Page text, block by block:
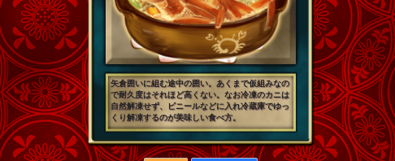
矢倉囲いに組む途中の囲い。あくまで仮組みなの
で耐久度はそれほど高くない。なお冷凍のカニは
自然解凍せず、ビニールなどに入れ冷蔵庫でゆっ
くり解凍するのが美味しい食べ方。